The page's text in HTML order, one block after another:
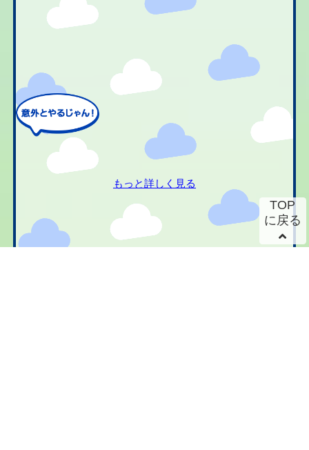
もっと詳しく見る
TOP
に戻る